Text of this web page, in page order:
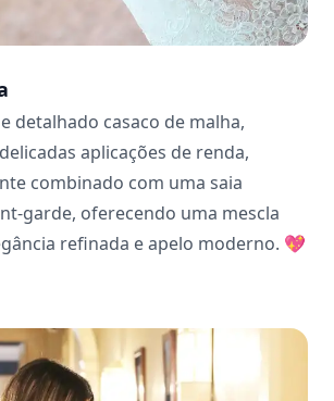
detalhado casaco de malha,
aplicações de renda,
combinado com uma saia
garde, oferecendo uma mescla
refinada e apelo moderno. 💖